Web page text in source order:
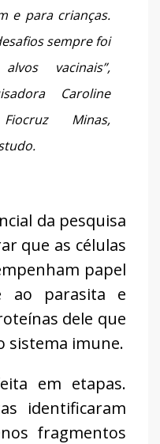
e para crianças.
sempre foi
vacinais”,
Caroline
Minas,
da pesquisa
que as células
papel
ao parasita e
dele que
sistema imune.
em etapas.
identificaram
fragmentos